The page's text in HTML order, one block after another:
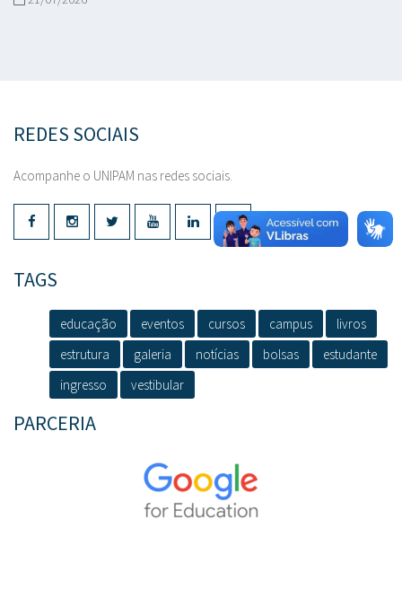
REDES SOCIAIS
Acompanhe o UNIPAM nas redes sociais.
TAGS
educação eventos cursos campus
livros
estrutura
galeria notícias bolsas
estudante
ingresso
vestibular
PARCERIA